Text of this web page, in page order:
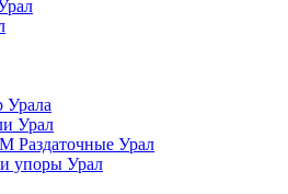
Урала
Урал
Раздаточные Урал
упоры Урал